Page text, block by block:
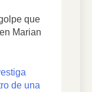
que
Marian
de una